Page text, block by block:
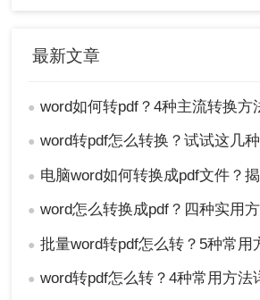
最新文章
● word如何转pdf？4种主流转换方
● word转pdf怎么转换？试试这几
● 电脑word如何转换成pdf文件？揭秘4大高效方法
● word怎么转换成pdf？四种实用方法对比与实操
● 批量word转pdf怎么转？5种常用
● word转pdf怎么转？4种常用方法